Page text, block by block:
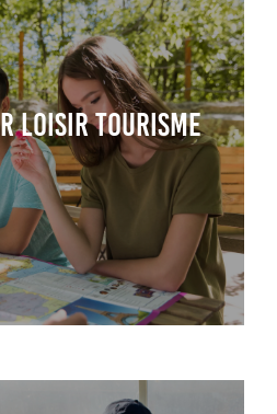
LOISIR TOURISME